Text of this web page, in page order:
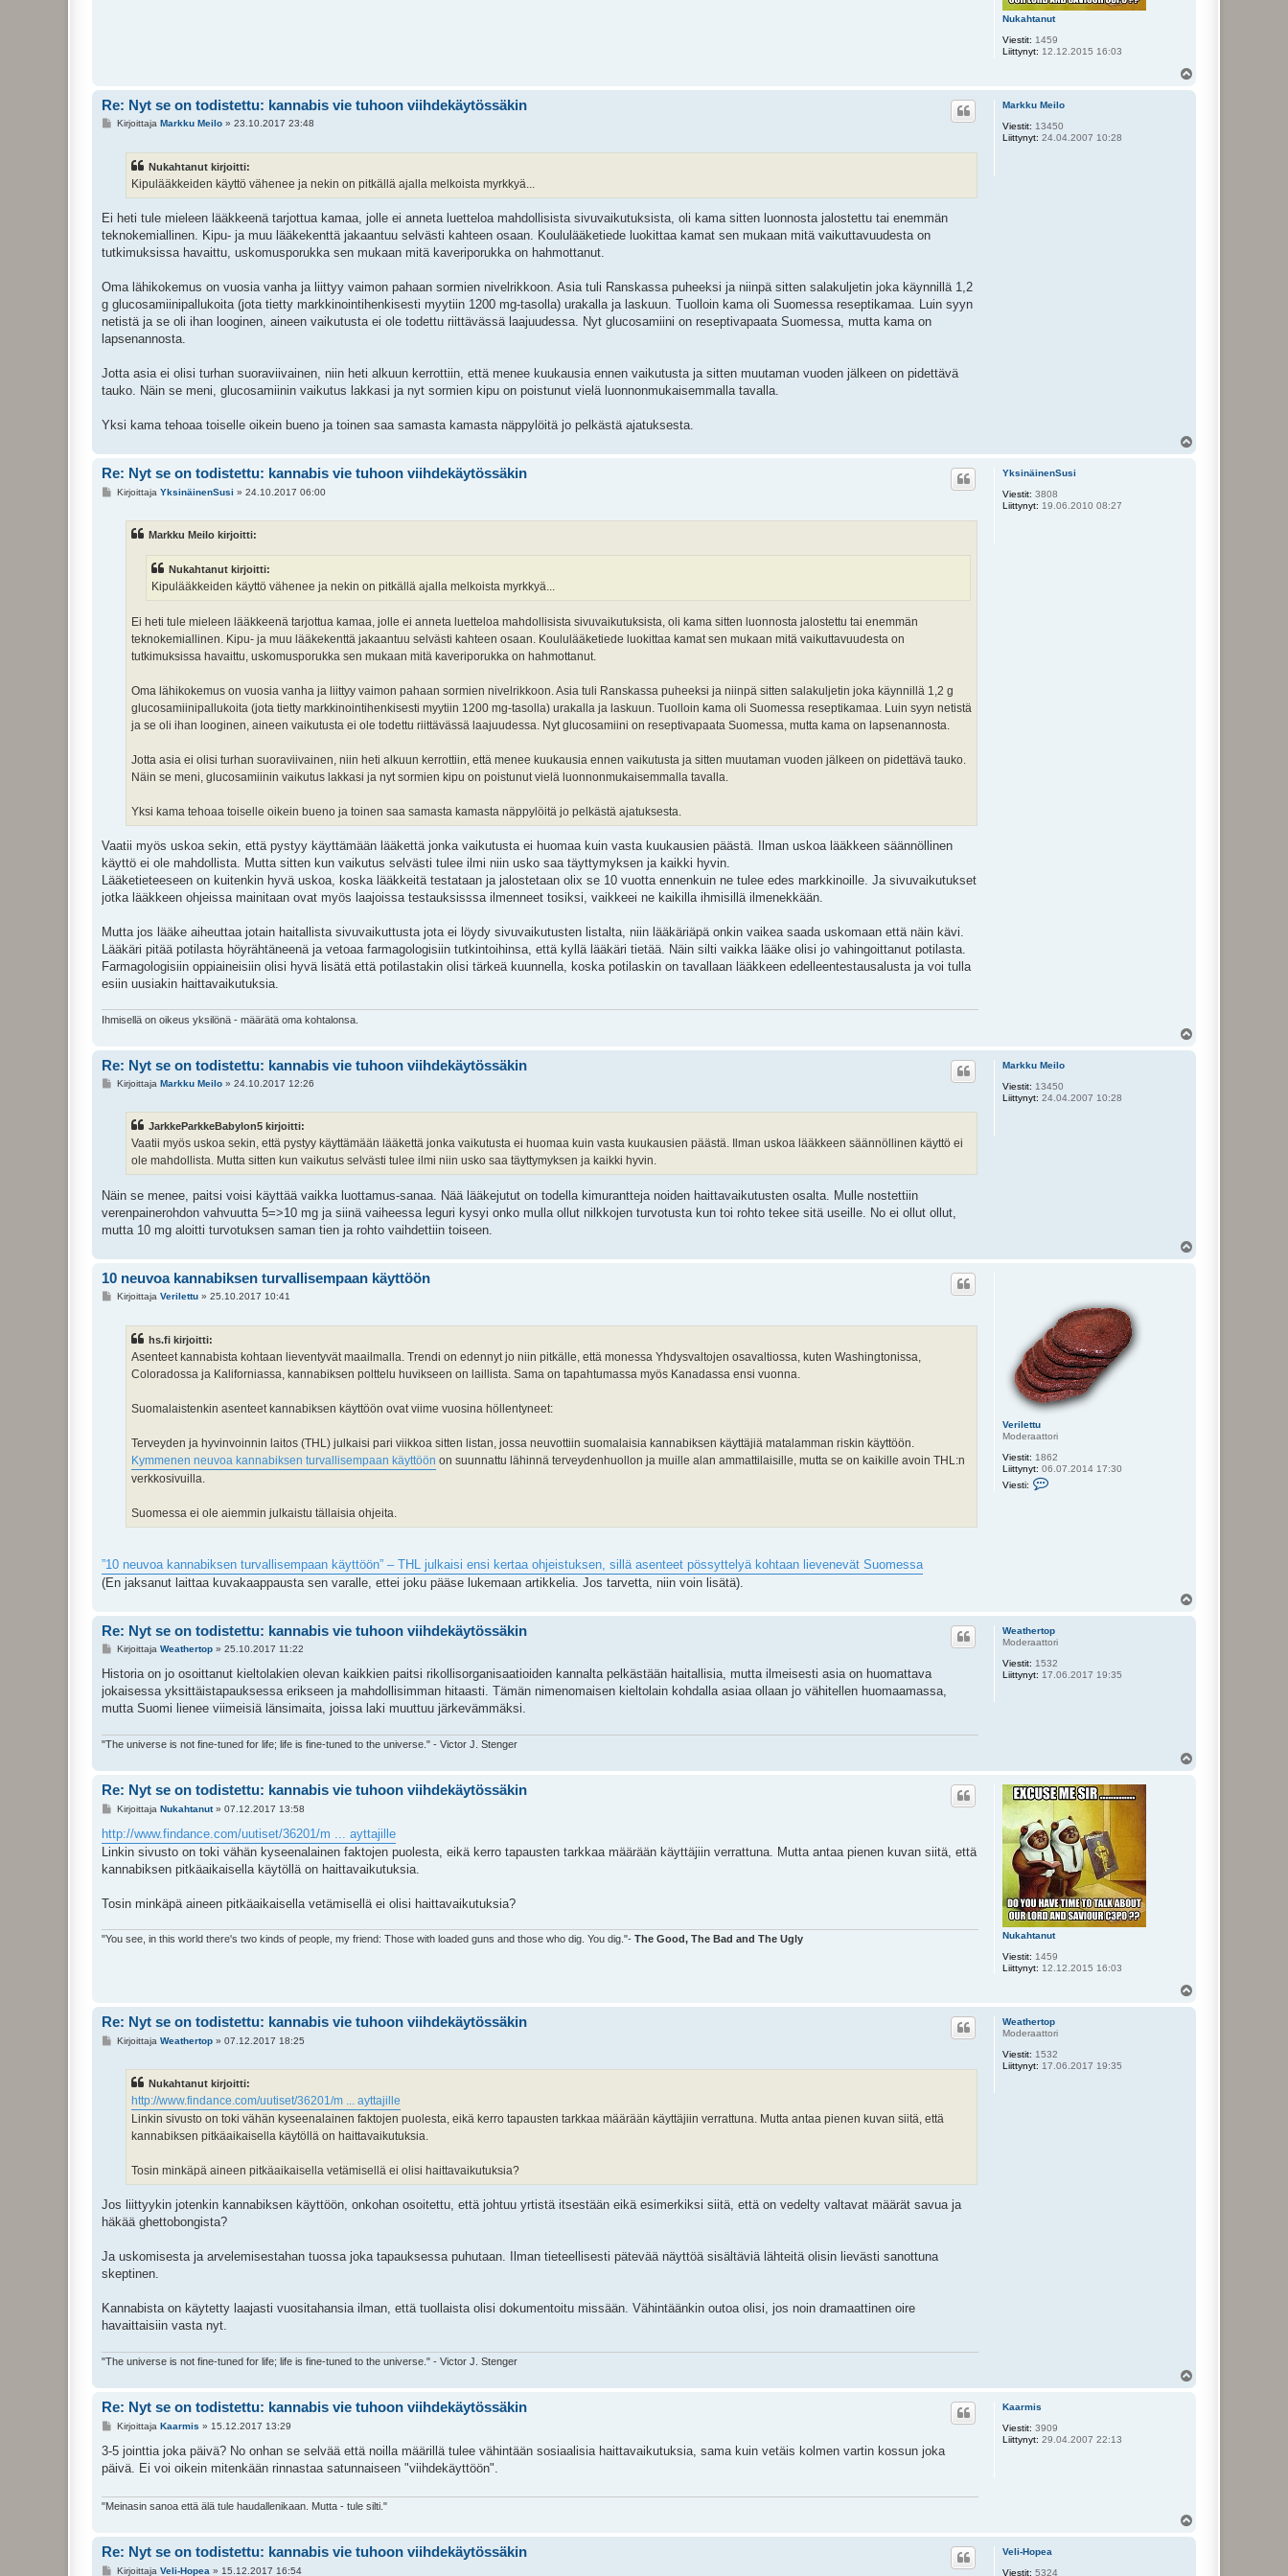
Nukahtanut
Viestit: 1459
Liittynyt: 12.12.2015 16:03
Markku Meilo
Viestit: 13450
Liittynyt: 24.04.2007 10:28
Re: Nyt se on todistettu: kannabis vie tuhoon viihdekäytössäkin
VKirjoittaja Markku Meilo» 23.10.2017 23:48
Nukahtanut kirjoitti:
Kipulääkkeiden käyttö vähenee ja nekin on pitkällä ajalla melkoista myrkkyä...
Ei heti tule mieleen lääkkeenä tarjottua kamaa, jolle ei anneta luetteloa mahdollisista sivuvaikutuksista, oli kama sitten luonnosta jalostettu tai enemmän
teknokemiallinen. Kipu- ja muu lääkekenttä jakaantuu selvästi kahteen osaan. Koululääketiede luokittaa kamat sen mukaan mitä vaikuttavuudesta on
tutkimuksissa havaittu, uskomusporukka sen mukaan mitä kaveriporukka on hahmottanut.
Oma lähikokemus on vuosia vanha ja liittyy vaimon pahaan sormien nivelrikkoon. Asia tuli Ranskassa puheeksi ja niinpä sitten salakuljetin joka käynnillä 1,2
g glucosamiinipallukoita (jota tietty markkinointihenkisesti myytiin 1200 mg-tasolla) urakalla ja laskuun. Tuolloin kama oli Suomessa reseptikamaa. Luin syyn
netistä ja se oli ihan looginen, aineen vaikutusta ei ole todettu riittävässä laajuudessa. Nyt glucosamiini on reseptivapaata Suomessa, mutta kama on
lapsenannosta.
Jotta asia ei olisi turhan suoraviivainen, niin heti alkuun kerrottiin, että menee kuukausia ennen vaikutusta ja sitten muutaman vuoden jälkeen on pidettävä
tauko. Näin se meni, glucosamiinin vaikutus lakkasi ja nyt sormien kipu on poistunut vielä luonnonmukaisemmalla tavalla.
Yksi kama tehoaa toiselle oikein bueno ja toinen saa samasta kamasta näppylöitä jo pelkästä ajatuksesta.
YksinäinenSusi
Viestit: 3808
Liittynyt: 19.06.2010 08:27
Re: Nyt se on todistettu: kannabis vie tuhoon viihdekäytössäkin
VKirjoittaja YksinäinenSusi » 24.10.2017 06:00
Markku Meilo kirjoitti:
Nukahtanut kirjoitti:
Kipulääkkeiden käyttö vähenee ja nekin on pitkällä ajalla melkoista myrkkyä...
Ei heti tule mieleen lääkkeenä tarjottua kamaa, jolle ei anneta luetteloa mahdollisista sivuvaikutuksista, oli kama sitten luonnosta jalostettu tai enemmän
teknokemiallinen. Kipu- ja muu lääkekenttä jakaantuu selvästi kahteen osaan. Koululääketiede luokittaa kamat sen mukaan mitä vaikuttavuudesta on
tutkimuksissa havaittu, uskomusporukka sen mukaan mitä kaveriporukka on hahmottanut.
Oma lähikokemus on vuosia vanha ja liittyy vaimon pahaan sormien nivelrikkoon. Asia tuli Ranskassa puheeksi ja niinpä sitten salakuljetin joka käynnillä 1,2 g
glucosamiinipallukoita (jota tietty markkinointihenkisesti myytiin 1200 mg-tasolla) urakalla ja laskuun. Tuolloin kama oli Suomessa reseptikamaa. Luin syyn netistä
ja se oli ihan looginen, aineen vaikutusta ei ole todettu riittävässä laajuudessa. Nyt glucosamiini on reseptivapaata Suomessa, mutta kama on lapsenannosta.
Jotta asia ei olisi turhan suoraviivainen, niin heti alkuun kerrottiin, että menee kuukausia ennen vaikutusta ja sitten muutaman vuoden jälkeen on pidettävä tauko.
Näin se meni, glucosamiinin vaikutus lakkasi ja nyt sormien kipu on poistunut vielä luonnonmukaisemmalla tavalla.
Yksi kama tehoaa toiselle oikein bueno ja toinen saa samasta kamasta näppylöitä jo pelkästä ajatuksesta.
Vaatii myös uskoa sekin, että pystyy käyttämään lääkettä jonka vaikutusta ei huomaa kuin vasta kuukausien päästä. Ilman uskoa lääkkeen säännöllinen
käyttö ei ole mahdollista. Mutta sitten kun vaikutus selvästi tulee ilmi niin usko saa täyttymyksen ja kaikki hyvin.
Lääketieteeseen on kuitenkin hyvä uskoa, koska lääkkeitä testataan ja jalostetaan olix se 10 vuotta ennenkuin ne tulee edes markkinoille. Ja sivuvaikutukset
jotka lääkkeen ohjeissa mainitaan ovat myös laajoissa testauksisssa ilmenneet tosiksi, vaikkeei ne kaikilla ihmisillä ilmenekkään.
Mutta jos lääke aiheuttaa jotain haitallista sivuvaikuttusta jota ei löydy sivuvaikutusten listalta, niin lääkäriäpä onkin vaikea saada uskomaan että näin kävi.
Lääkäri pitää potilasta höyrähtäneenä ja vetoaa farmagologisiin tutkintoihinsa, että kyllä lääkäri tietää. Näin silti vaikka lääke olisi jo vahingoittanut potilasta.
Farmagologisiin oppiaineisiin olisi hyvä lisätä että potilastakin olisi tärkeä kuunnella, koska potilaskin on tavallaan lääkkeen edelleentestausalusta ja voi tulla
esiin uusiakin haittavaikutuksia.
Ihmisellä on oikeus yksilönä - määrätä oma kohtalonsa.
Markku Meilo
Viestit: 13450
Liittynyt: 24.04.2007 10:28
Re: Nyt se on todistettu: kannabis vie tuhoon viihdekäytössäkin
VKirjoittaja Markku Meilo» 24.10.2017 12:26
JarkkeParkkeBabylon5 kirjoitti:
Vaatii myös uskoa sekin, että pystyy käyttämään lääkettä jonka vaikutusta ei huomaa kuin vasta kuukausien päästä. Ilman uskoa lääkkeen säännöllinen käyttö ei
ole mahdollista. Mutta sitten kun vaikutus selvästi tulee ilmi niin usko saa täyttymyksen ja kaikki hyvin.
Näin se menee, paitsi voisi käyttää vaikka luottamus-sanaa. Nää lääkejutut on todella kimurantteja noiden haittavaikutusten osalta. Mulle nostettiin
verenpainerohdon vahvuutta 5=>10 mg ja siinä vaiheessa leguri kysyi onko mulla ollut nilkkojen turvotusta kun toi rohto tekee sitä useille. No ei ollut ollut,
mutta 10 mg aloitti turvotuksen saman tien ja rohto vaihdettiin toiseen.
Verilettu
Moderaattori
Viestit: 1862
Liittynyt: 06.07.2014 17:30
Viesti:
t
t
u
10 neuvoa kannabiksen turvallisempaan käyttöön
VKirjoittaja Verilettu» 25.10.2017 10:41
hs.fi kirjoitti:
Asenteet kannabista kohtaan lieventyvät maailmalla. Trendi on edennyt jo niin pitkälle, että monessa Yhdysvaltojen osavaltiossa, kuten Washingtonissa,
Coloradossa ja Kaliforniassa, kannabiksen polttelu huvikseen on laillista. Sama on tapahtumassa myös Kanadassa ensi vuonna.
Suomalaistenkin asenteet kannabiksen käyttöön ovat viime vuosina höllentyneet:
Terveyden ja hyvinvoinnin laitos (THL) julkaisi pari viikkoa sitten listan, jossa neuvottiin suomalaisia kannabiksen käyttäjiä matalamman riskin käyttöön.
Kymmenen neuvoa kannabiksen turvallisempaan käyttöön on suunnattu lähinnä terveydenhuollon ja muille alan ammattilaisille, mutta se on kaikille avoin THL:n
verkkosivuilla.
Suomessa ei ole aiemmin julkaistu tällaisia ohjeita.
”10 neuvoa kannabiksen turvallisempaan käyttöön” – THL julkaisi ensi kertaa ohjeistuksen, sillä asenteet pössyttelyä kohtaan lievenevät Suomessa
(En jaksanut laittaa kuvakaappausta sen varalle, ettei joku pääse lukemaan artikkelia. Jos tarvetta, niin voin lisätä).
Weathertop
Moderaattori
Viestit: 1532
Liittynyt: 17.06.2017 19:35
Re: Nyt se on todistettu: kannabis vie tuhoon viihdekäytössäkin
V
e
t
i
Kirjoittaja Weathertop» 25.10.2017 11:22
Historia on jo osoittanut kieltolakien olevan kaikkien paitsi rikollisorganisaatioiden kannalta pelkästään haitallisia, mutta ilmeisesti asia on huomattava
jokaisessa yksittäistapauksessa erikseen ja mahdollisimman hitaasti. Tämän nimenomaisen kieltolain kohdalla asiaa ollaan jo vähitellen huomaamassa,
mutta Suomi lienee viimeisiä länsimaita, joissa laki muuttuu järkevämmäksi.
"The universe is not fine-tuned for life; life is fine-tuned to the universe." - Victor J. Stenger
Nukahtanut
Viestit: 1459
Liittynyt: 12.12.2015 16:03
Re: Nyt se on todistettu: kannabis vie tuhoon viihdekäytössäkin
V
e
s
t
i
Kirjoittaja Nukahtanut» 07.12.2017 13:58
http://www.findance.com/uutiset/36201/m ... ayttajille
Linkin sivusto on toki vähän kyseenalainen faktojen puolesta, eikä kerro tapausten tarkkaa määrään käyttäjiin verrattuna. Mutta antaa pienen kuvan siitä, että
kannabiksen pitkäaikaisella käytöllä on haittavaikutuksia.
Tosin minkäpä aineen pitkäaikaisella vetämisellä ei olisi haittavaikutuksia?
"You see, in this world there's two kinds of people, my friend: Those with loaded guns and those who dig. You dig."- The Good, The Bad and The Ugly
Weathertop
Moderaattori
Viestit: 1532
Liittynyt: 17.06.2017 19:35
Re: Nyt se on todistettu: kannabis vie tuhoon viihdekäytössäkin
VKirjoittaja Weathertop» 07.12.2017 18:25
Nukahtanut kirjoitti:
http://www.findance.com/uutiset/36201/m ... ayttajille
Linkin sivusto on toki vähän kyseenalainen faktojen puolesta, eikä kerro tapausten tarkkaa määrään käyttäjiin verrattuna. Mutta antaa pienen kuvan siitä, että
kannabiksen pitkäaikaisella käytöllä on haittavaikutuksia.
Tosin minkäpä aineen pitkäaikaisella vetämisellä ei olisi haittavaikutuksia?
Jos liittyykin jotenkin kannabiksen käyttöön, onkohan osoitettu, että johtuu yrtistä itsestään eikä esimerkiksi siitä, että on vedelty valtavat määrät savua ja
häkää ghettobongista?
Ja uskomisesta ja arvelemisestahan tuossa joka tapauksessa puhutaan. Ilman tieteellisesti pätevää näyttöä sisältäviä lähteitä olisin lievästi sanottuna
skeptinen.
Kannabista on käytetty laajasti vuositahansia ilman, että tuollaista olisi dokumentoitu missään. Vähintäänkin outoa olisi, jos noin dramaattinen oire
havaittaisiin vasta nyt.
"The universe is not fine-tuned for life; life is fine-tuned to the universe." - Victor J. Stenger
Kaarmis
Viestit: 3909
Liittynyt: 29.04.2007 22:13
Re: Nyt se on todistettu: kannabis vie tuhoon viihdekäytössäkin
V
e
t
Kirjoittaja Kaarmis » 15.12.2017 13:29
3-5 jointtia joka päivä? No onhan se selvää että noilla määrillä tulee vähintään sosiaalisia haittavaikutuksia, sama kuin vetäis kolmen vartin kossun joka
päivä. Ei voi oikein mitenkään rinnastaa satunnaiseen "viihdekäyttöön".
"Meinasin sanoa että älä tule haudallenikaan. Mutta - tule silti."
Veli-Hopea
Viestit: 5324
Re: Nyt se on todistettu: kannabis vie tuhoon viihdekäytössäkin
VKirjoittaja Veli-Hopea » 15.12.2017 16:54